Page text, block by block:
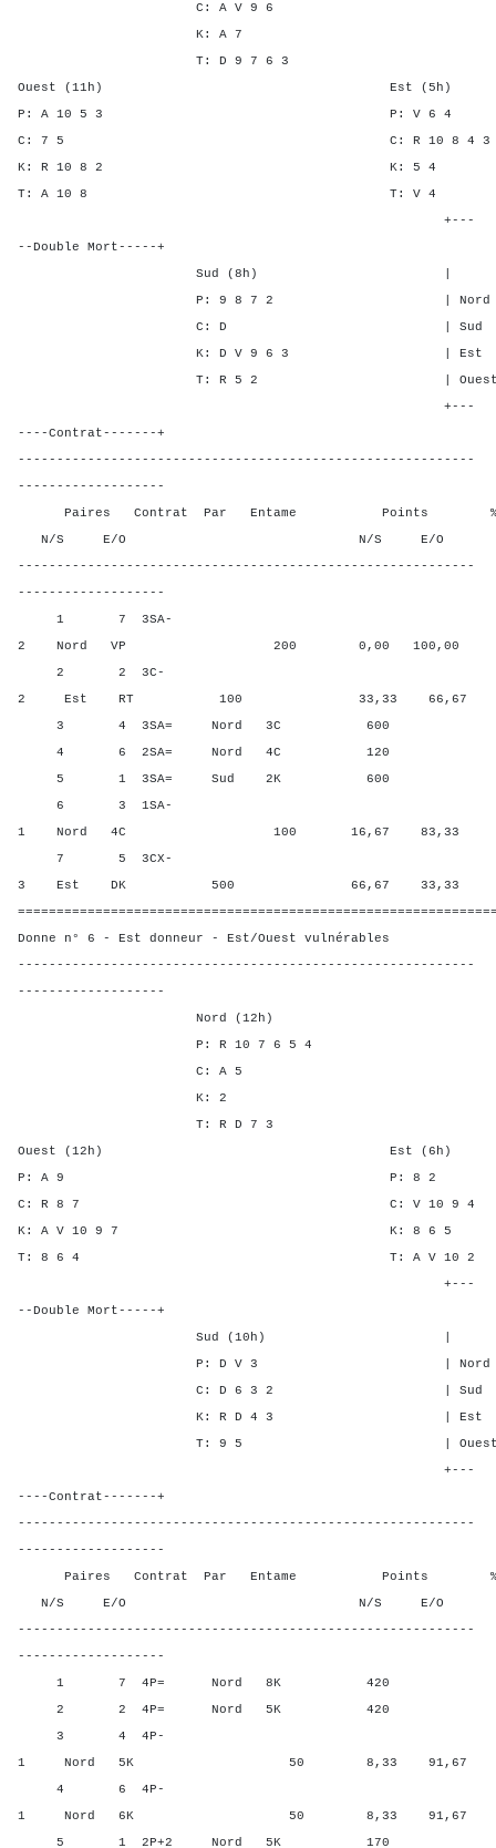
C: A V 9 6
K: A 7
T: D 9 7 6 3
Ouest (11h) Est (5h)
P: A 10 5 3 P: V
C: 7 5 C: R 10 8 4
K: R 10 8 2 K:
T: A 10 8 T:
+---
--Double Mort-----+
Sud (8h) | SA P C
P: 9 8 7 2 | Nord 1 1
C: D | Sud 1 - -
K: D V 9 6 3 | Est - -
T: R 5 2 | Ouest - -
+---
----Contrat-------+
-----------------------------------------------------------
-------------------
Paires Contrat Par Entame Points %
N/S E/O N/S E/O N/
-----------------------------------------------------------
-------------------
1 7 3SA-
2 Nord VP 200 0,00 100,00
2 2 3C-
2 Est RT 100 33,33 66,67
3 4 3SA= Nord 3C 600
4 6 2SA= Nord 4C 120
5 1 3SA= Sud 2K 600
6 3 1SA-
1 Nord 4C 100 16,67 83,33
7 5 3CX-
3 Est DK 500 66,67 33,33
Donne n° 6 - Est donneur - Est/Ouest vulnérables
-----------------------------------------------------------
-------------------
Nord (12h)
P: R 10 7 6 5 4
C: A 5
K: 2
T: R D 7 3
Ouest (12h) Est (6h)
P: A 9 P: 8
C: R 8 7 C: V 10
K: A V 10 9 7 K: 8
T: 8 6 4 T: A V
+---
--Double Mort-----+
Sud (10h) | SA P
P: D V 3 | Nord - 3
C: D 6 3 2 | Sud 1
K: R D 4 3 | Est - -
T: 9 5 | Ouest - -
+---
----Contrat-------+
-----------------------------------------------------------
-------------------
Paires Contrat Par Entame Points %
N/S E/O N/S E/O N/
-----------------------------------------------------------
-------------------
1 7 4P= Nord 8K 420
2 2 4P= Nord 5K 420
3 4 4P-
1 Nord 5K 50 8,33 91,67
4 6 4P-
1 Nord 6K 50 8,33 91,67
5 1 2P+2 Nord 5K 170